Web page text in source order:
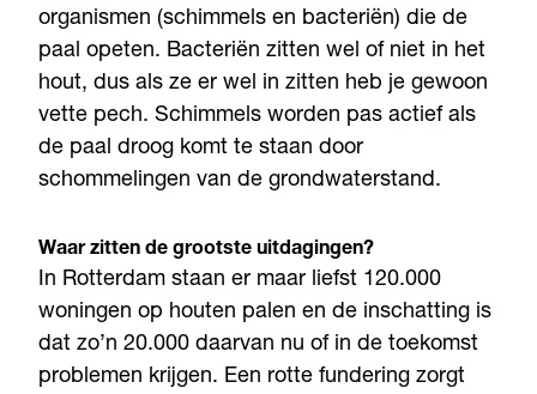
organismen (schimmels en bacteriën) die de
paal opeten. Bacteriën zitten wel of niet in het
hout, dus als ze er wel in zitten heb je gewoon
vette pech. Schimmels worden pas actief als
de paal droog komt te staan door
schommelingen van de grondwaterstand.
Waar zitten de grootste uitdagingen?
In Rotterdam staan er maar liefst 120.000
woningen op houten palen en de inschatting is
dat zo’n 20.000 daarvan nu of in de toekomst
problemen krijgen. Een rotte fundering zorgt